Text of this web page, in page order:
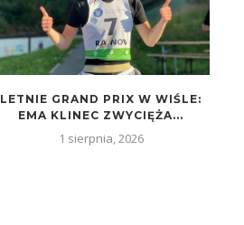
LETNIE GRAND PRIX W WIŚLE:
EMA KLINEC ZWYCIĘŻA...
1 sierpnia, 2026